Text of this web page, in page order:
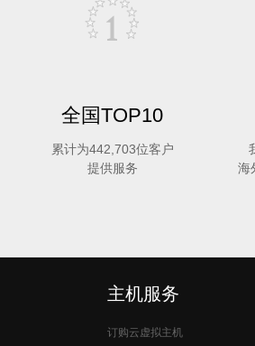
全国TOP10
累计为442,703位客户
提供服务
海
主机服务
订购云虚拟主机